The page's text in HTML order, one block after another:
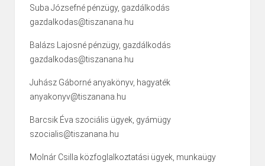
Suba Józsefné pénzügy, gazdálkodás
gazdalkodas@tiszanana.hu
Balázs Lajosné pénzügy, gazdálkodás
gazdalkodas@tiszanana.hu
Juhász Gáborné anyakönyv, hagyaték
anyakonyv@tiszanana.hu
Barcsik Éva szociális ügyek, gyámügy
szocialis@tiszanana.hu
Molnár Csilla közfoglalkoztatási ügyek, munkaügy